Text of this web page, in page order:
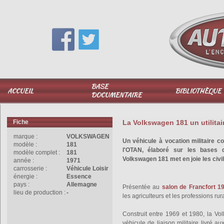
ACCUEIL
BASE
DOCUMENTAIRE
BIBLIOTHÈQUE
06 51 040 025
Fiche
marque :
VOLKSWAGEN
modèle :
181
modèle complet :
181
année :
1971
carrosserie :
Véhicule Loisir
énergie :
Essence
pays :
Allemagne
lieu de production :-
La Volkswagen 181 un
Un véhicule à vocation militaire
l'OTAN, élaboré sur les bases
Volkswagen 181 met en joie les
Présentée au salon de Francfort
les agriculteurs et les professions
Construit entre 1969 et 1980, la